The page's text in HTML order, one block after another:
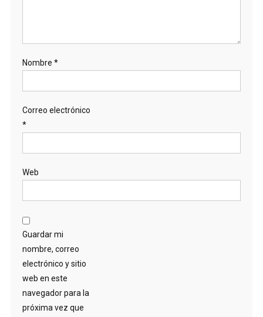
Nombre *
Correo electrónico
*
Web
Guardar mi
nombre, correo
electrónico y sitio
web en este
navegador para la
próxima vez que